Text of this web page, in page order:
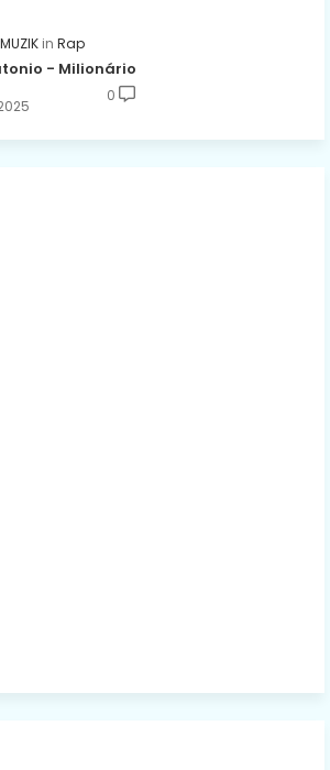
Rap
- Milionário
0